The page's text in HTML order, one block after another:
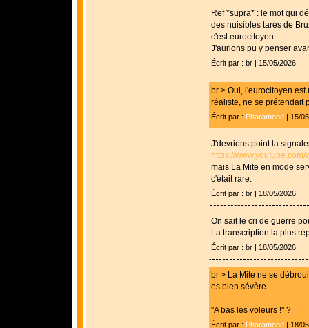
Ref *supra* : le mot qui
des nuisibles tarés de
c'est eurocitoyen.
J'aurions pu y penser
Écrit par : br | 15/05/2026
br > Oui, l'eurocitoyen
réaliste, ne se prétendait
Écrit par : Pharamond| 15/
J'devrions point la
https://
mais La Mite en mode
c'était rare.
Écrit par : br | 18/05/2026
On sait le cri de guerre
La transcription la plus
Écrit par : br | 18/05/2026
br > La Mite ne se
es bien sévère.
"A bas les voleurs !" ?
Écrit par : Pharamond| 18/